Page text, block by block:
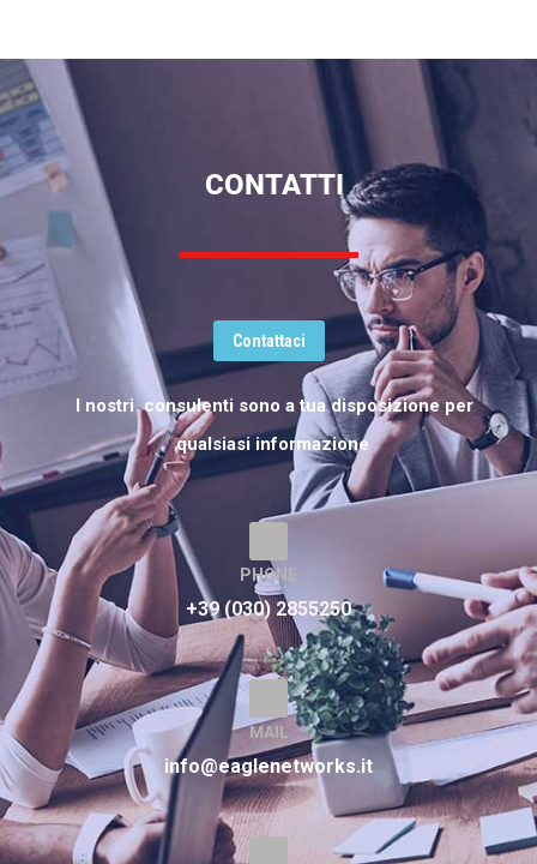
CONTATTI
Contattaci
I nostri consulenti sono a tua disposizione per
qualsiasi informazione
PHONE
+39 (030) 2855250
MAIL
info@eaglenetworks.it